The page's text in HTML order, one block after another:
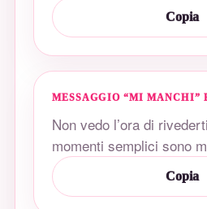
Copia
MESSAGGIO “MI MANCHI”
Non vedo l’ora di
momenti semplici sono
Copia